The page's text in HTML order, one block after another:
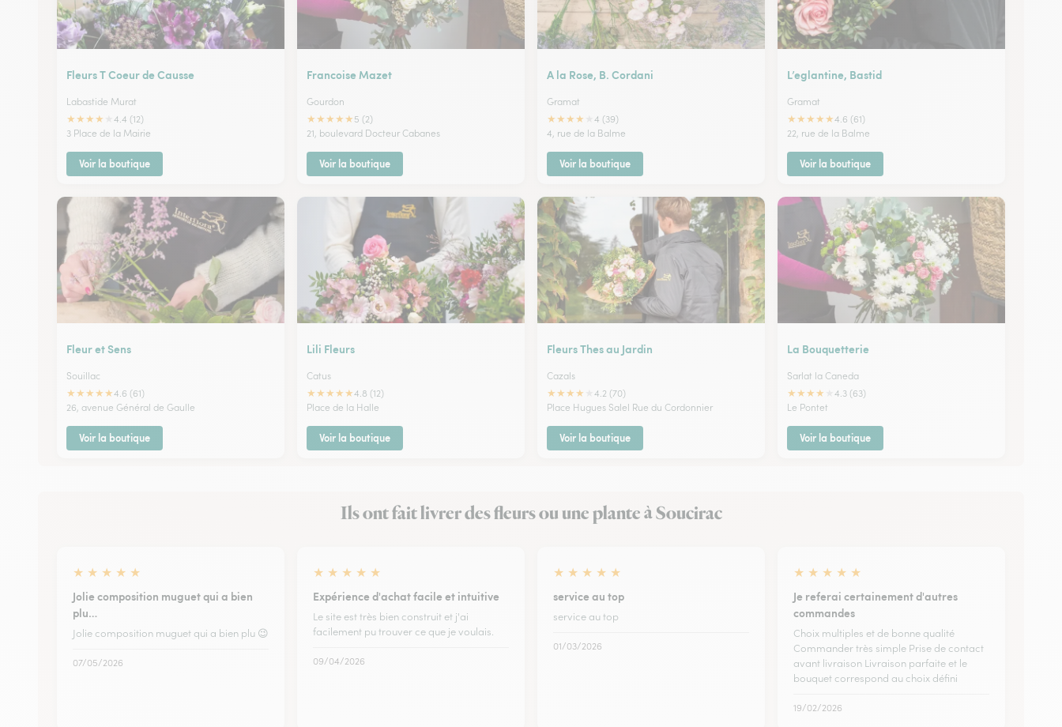
Fleurs T Coeur de Causse
Labastide Murat
★★★★
4.4 (12)
3 Place de la Mairie
Voir la boutique
Francoise Mazet
Gourdon
★★★★★ 5 (2)
21, boulevard Docteur Cabanes
Voir la boutique
A la Rose, B. Cordani
Gramat
★★★★
4 (39)
4, rue de la Balme
Voir la boutique
L’eglantine, Bastid
Gramat
★★★★★4.6 (61)
22, rue de la Balme
Voir la boutique
Fleur et Sens
Souillac
★★★★★4.6 (61)
26, avenue Général de Gaulle
Voir la boutique
Lili Fleurs
Catus
★★★★★4.8 (12)
Place de la Halle
Voir la boutique
Fleurs Thes au Jardin
Cazals
★★★★
4.2 (70)
Place Hugues Salel Rue du Cordonnier
Voir la boutique
La Bouquetterie
Sarlat la Caneda
★★★★
4.3 (63)
Le Pontet
Voir la boutique
Ils ont fait livrer des fleurs ou une plante à Soucirac
★ ★ ★ ★ ★
Jolie composition muguet qui a bien
plu…
Jolie composition muguet qui a bien plu 😉
07/05/2026
★ ★ ★ ★ ★
Expérience d'achat facile et intuitive
Le site est très bien construit et j'ai
facilement pu trouver ce que je voulais.
09/04/2026
★ ★ ★ ★ ★
service au top
service au top
01/03/2026
★ ★ ★ ★ ★
Je referai certainement d'autres
commandes
Choix multiples et de bonne qualité
Commander très simple Prise de contact
avant livraison Livraison parfaite et le
bouquet correspond au choix défini
19/02/2026